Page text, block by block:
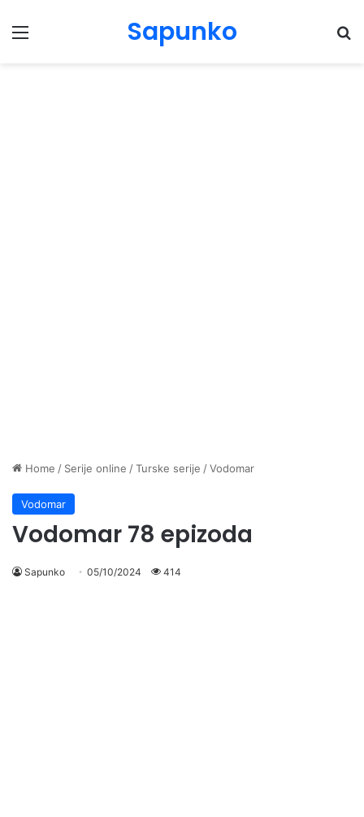
Menu Sapunko
Home / Serije online /Turske serije /Vodomar
Vodomar
Vodomar 78 epizoda
Sapunko 05/10/2024 414